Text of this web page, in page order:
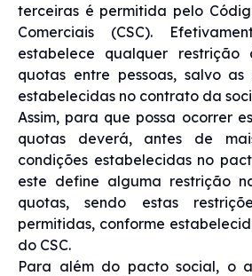
terceiras é permitida pelo
Comerciais (CSC).
estabelece qualquer restrição
quotas entre pessoas, salvo
estabelecidas no contrato da
Assim, para que possa ocorrer
quotas deverá, antes de
condições estabelecidas no
este define alguma restrição
quotas, sendo estas
permitidas, conforme
do CSC.
Para além do pacto social, o